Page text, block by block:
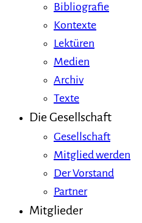
Bibliografie
Kontexte
Lektüren
Medien
Archiv
Texte
Die Gesellschaft
Gesellschaft
Mitglied werden
Der Vorstand
Partner
Mitglieder